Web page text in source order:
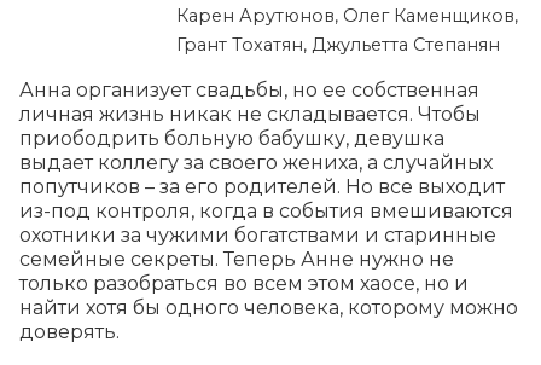
Карен Арутюнов, Олег Каменщиков,
Грант Тохатян, Джульетта Степанян
Анна организует свадьбы, но ее собственная
личная жизнь никак не складывается. Чтобы
приободрить больную бабушку, девушка
выдает коллегу за своего жениха, а случайных
попутчиков – за его родителей. Но все выходит
из-под контроля, когда в события вмешиваются
охотники за чужими богатствами и старинные
семейные секреты. Теперь Анне нужно не
только разобраться во всем этом хаосе, но и
найти хотя бы одного человека, которому можно
доверять.